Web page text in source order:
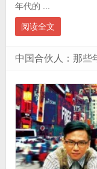
年代的 ...
阅读全文
中国合伙人：那些